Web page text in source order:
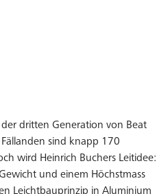
dritten Generation von Beat
Fällanden sind knapp 170
wird Heinrich Buchers Leitidee:
und einem Höchstmass
Leichtbauprinzip in Aluminium